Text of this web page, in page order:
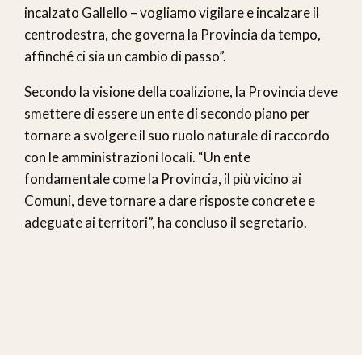
incalzato Gallello – vogliamo vigilare e incalzare il
centrodestra, che governa la Provincia da tempo,
affinché ci sia un cambio di passo”.
Secondo la visione della coalizione, la Provincia deve
smettere di essere un ente di secondo piano per
tornare a svolgere il suo ruolo naturale di raccordo
con le amministrazioni locali. “Un ente
fondamentale come la Provincia, il più vicino ai
Comuni, deve tornare a dare risposte concrete e
adeguate ai territori”, ha concluso il segretario.